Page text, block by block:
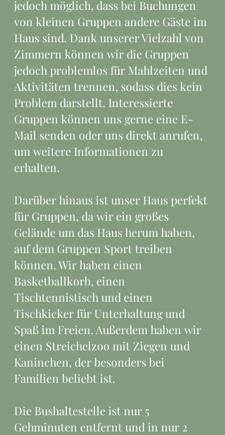
jedoch möglich, dass bei Buchungen
von kleinen Gruppen andere Gäste im
Haus sind. Dank unserer Vielzahl von
Zimmern können wir die Gruppen
jedoch problemlos für Mahlzeiten und
Aktivitäten trennen, sodass dies kein
Problem darstellt. Interessierte
Gruppen können uns gerne eine E-
Mail senden oder uns direkt anrufen,
um weitere Informationen zu
erhalten.
Darüber hinaus ist unser Haus perfekt
für Gruppen, da wir ein großes
Gelände um das Haus herum haben,
auf dem Gruppen Sport treiben
können. Wir haben einen
Basketballkorb, einen
Tischtennistisch und einen
Tischkicker für Unterhaltung und
Spaß im Freien. Außerdem haben wir
einen Streichelzoo mit Ziegen und
Kaninchen, der besonders bei
Familien beliebt ist.
Die Bushaltestelle ist nur 5
Gehminuten entfernt und in nur 2